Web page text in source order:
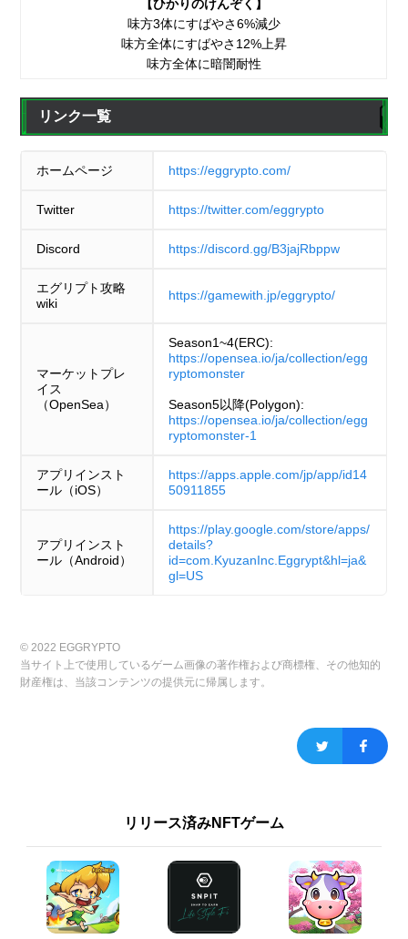
【ひかりのけんぞく】
味方3体にすばやさ6%減少
味方全体にすばやさ12%上昇
味方全体に暗闇耐性
リンク一覧
ホームページ https://eggrypto.com/
Twitter https://twitter.com/eggrypto
Discord https://discord.gg/B3jajRbppw
エグリプト攻略
wiki
https://gamewith.jp/eggrypto/
マーケットプレ
イス
（OpenSea）
Season1~4(ERC):
https://opensea.io/ja/collection/egg
ryptomonster
Season5以降(Polygon):
https://opensea.io/ja/collection/egg
ryptomonster-1
アプリインスト
ール（iOS）
https://apps.apple.com/jp/app/id14
50911855
アプリインスト
ール（Android）
https://play.google.com/store/apps/
details?
id=com.KyuzanInc.Eggrypt&hl=ja&
gl=US
© 2022 EGGRYPTO
当サイト上で使用しているゲーム画像の著作権および商標権、その他知的
財産権は、当該コンテンツの提供元に帰属します。
リリース済みNFTゲーム